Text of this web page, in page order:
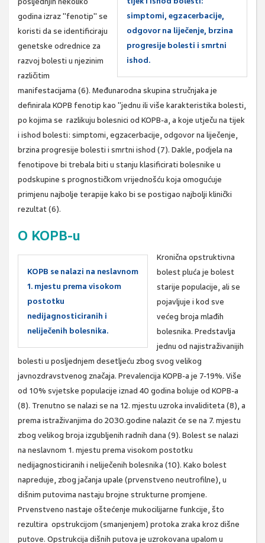
simptomi, egzacerbacije,
odgovor na liječenje, brzina
progresije bolesti i smrtni
ishod.
godina izraz "fenotip" se
koristi da se identificiraju
genetske odrednice za
razvoj bolesti u njezinim
različitim
manifestacijama (6). Međunarodna skupina stručnjaka je
definirala KOPB fenotip kao "jednu ili više karakteristika bolesti,
po kojima se razlikuju bolesnici od KOPB-a, a koje utječu na tijek
i ishod bolesti: simptomi, egzacerbacije, odgovor na liječenje,
brzina progresije bolesti i smrtni ishod (7). Dakle, podjela na
fenotipove bi trebala biti u stanju klasificirati bolesnike u
podskupine s prognostičkom vrijednošću koja omogućuje
primjenu najbolje terapije kako bi se postigao najbolji klinički
rezultat (6).
O KOPB-u
KOPB se nalazi na neslavnom
1. mjestu prema visokom
postotku
nedijagnosticiranih i
neliječenih bolesnika.
Kronična opstruktivna
bolest pluća je bolest
starije populacije, ali se
pojavljuje i kod sve
većeg broja mlađih
bolesnika. Predstavlja
jednu od najistraživanijih
bolesti u posljednjem desetljeću zbog svog velikog
javnozdravstvenog značaja. Prevalencija KOPB-a je 7-19%. Više
od 10% svjetske populacije iznad 40 godina boluje od KOPB-a
(8). Trenutno se nalazi se na 12. mjestu uzroka invaliditeta (8), a
prema istraživanjima do 2030.godine nalazit će se na 7. mjestu
zbog velikog broja izgubljenih radnih dana (9). Bolest se nalazi
na neslavnom 1. mjestu prema visokom postotku
nedijagnosticiranih i neliječenih bolesnika (10). Kako bolest
napreduje, zbog jačanja upale (prvenstveno neutrofilne), u
dišnim putovima nastaju brojne strukturne promjene.
Prvenstveno nastaje oštećenje mukocilijarne funkcije, što
rezultira opstrukcijom (smanjenjem) protoka zraka kroz dišne
putove. Opstrukcija dišnih putova je uzrokovana upalom u